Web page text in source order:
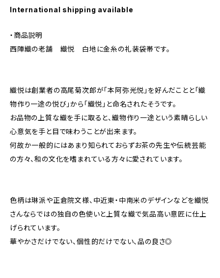
International shipping available
・商品説明
西陣織の老舗 織悦 白地に金糸の礼装袋帯です。
織悦は創業者の高尾菊次郎が「本阿弥光悦」を好んだことと「織
物作り一途の悦び」から「織悦」と命名されたそうです。
お品物の上質な織を手に取ると、織物作り一途という素晴らしい
心意気を手と目で味わうことが出来ます。
何故か一般的にはあまり知られておらずお茶の先生や伝統芸能
の方々、和の文化を嗜まれている方々に愛されています。
色柄は琳派や正倉院文様、中近東・中南米のデザインなどを織悦
さんならではの独自の色使いと上質な織で気品高い意匠に仕上
げられています。
華やかさだけでない、個性的だけでない、品の良さ◎